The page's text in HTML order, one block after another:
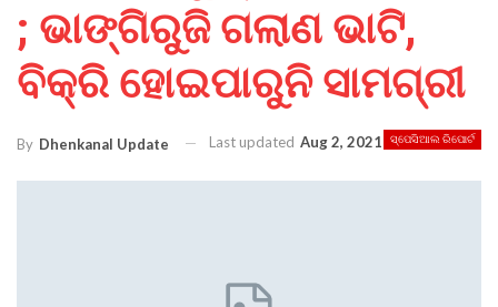
; ଭାଙ୍ଗିରୁଜି ଗଲାଣ ଭାଟି,
ବିକ୍ରି ହୋଇପାରୁନି ସାମଗ୍ରୀ
ସ୍ପେସିଆଲ ରିପୋର୍ଟ
By Dhenkanal Update Last updated Aug 2, 2021